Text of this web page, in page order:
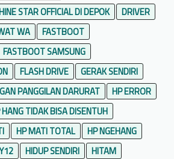
h
STAR OFFICIAL DI DEPOK
DRIVER
WA
FASTBOOT
FASTBOOT SAMSUNG
FLASH DRIVE
GERAK SENDIRI
PANGGILAN DARURAT
HP ERROR
TIDAK BISA DISENTUH
HP MATI TOTAL
HP NGEHANG
HIDUP SENDIRI
HITAM